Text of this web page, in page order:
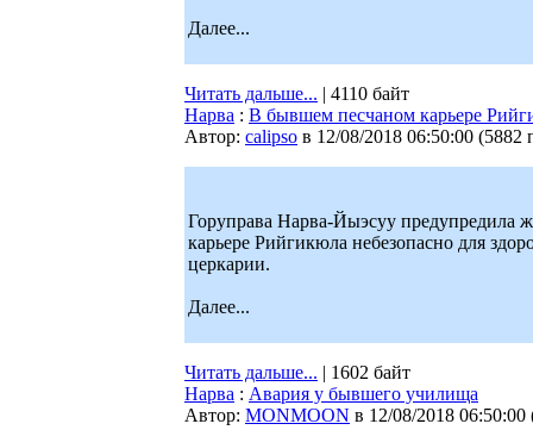
Далее...
Читать дальше... | 4110 байт
Нарва : В бывшем песчаном карьере
Автор: calipso в 12/08/2018 06:50:00 (5882
Горуправа Нарва-Йыэсуу предупредила
карьере Рийгикюла небезопасно для
церкарии.
Далее...
Читать дальше... | 1602 байт
Нарва : Авария у бывшего училища
Автор: MONMOON в 12/08/2018 06:50:00